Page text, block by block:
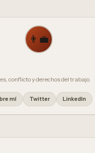
👨‍💼
conflicto y derechos del trabajo.
mí Twitter LinkedIn